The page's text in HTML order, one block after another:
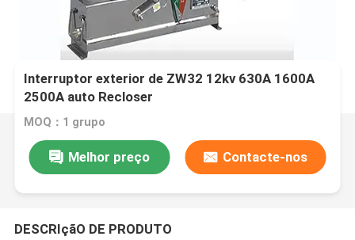
Interruptor exterior de ZW32 12kv 630A 1600A
2500A auto Recloser
MOQ：1 grupo
Melhor preço Contacte-nos
DESCRIçãO DE PRODUTO